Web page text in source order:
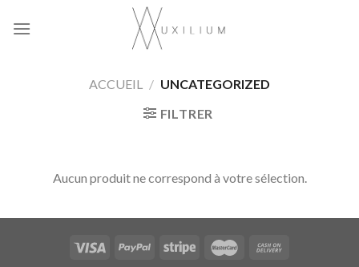
ACCUEIL / UNCATEGORIZED
FILTRER
Aucun produit ne correspond à votre sélection.